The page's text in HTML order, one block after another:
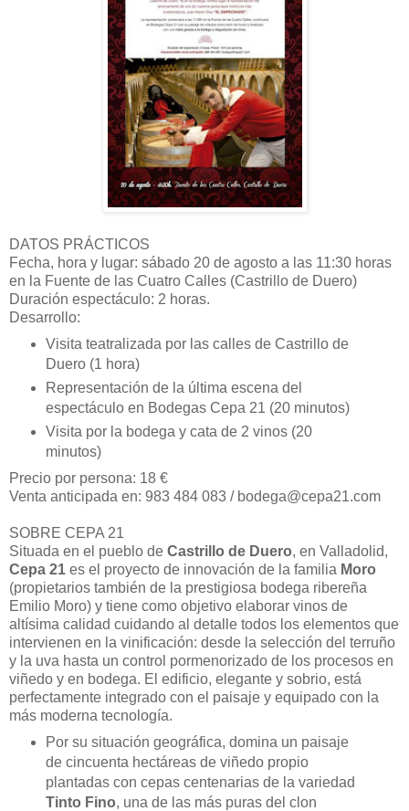
DATOS PRÁCTICOS
Fecha, hora y lugar: sábado 20 de agosto a las 11:30 horas
en la Fuente de las Cuatro Calles (Castrillo de Duero)
Duración espectáculo: 2 horas.
Desarrollo:
Visita teatralizada por las calles de Castrillo de
Duero (1 hora)
Representación de la última escena del
espectáculo en Bodegas Cepa 21 (20 minutos)
Visita por la bodega y cata de 2 vinos (20
minutos)
Precio por persona: 18 €
Venta anticipada en: 983 484 083 / bodega@cepa21.com
SOBRE CEPA 21
Situada en el pueblo de Castrillo de Duero, en Valladolid,
Cepa 21 es el proyecto de innovación de la familia Moro
(propietarios también de la prestigiosa bodega ribereña
Emilio Moro) y tiene como objetivo elaborar vinos de
altísima calidad cuidando al detalle todos los elementos que
intervienen en la vinificación: desde la selección del terruño
y la uva hasta un control pormenorizado de los procesos en
viñedo y en bodega. El edificio, elegante y sobrio, está
perfectamente integrado con el paisaje y equipado con la
más moderna tecnología.
Por su situación geográfica, domina un paisaje
de cincuenta hectáreas de viñedo propio
plantadas con cepas centenarias de la variedad
Tinto Fino, una de las más puras del clon